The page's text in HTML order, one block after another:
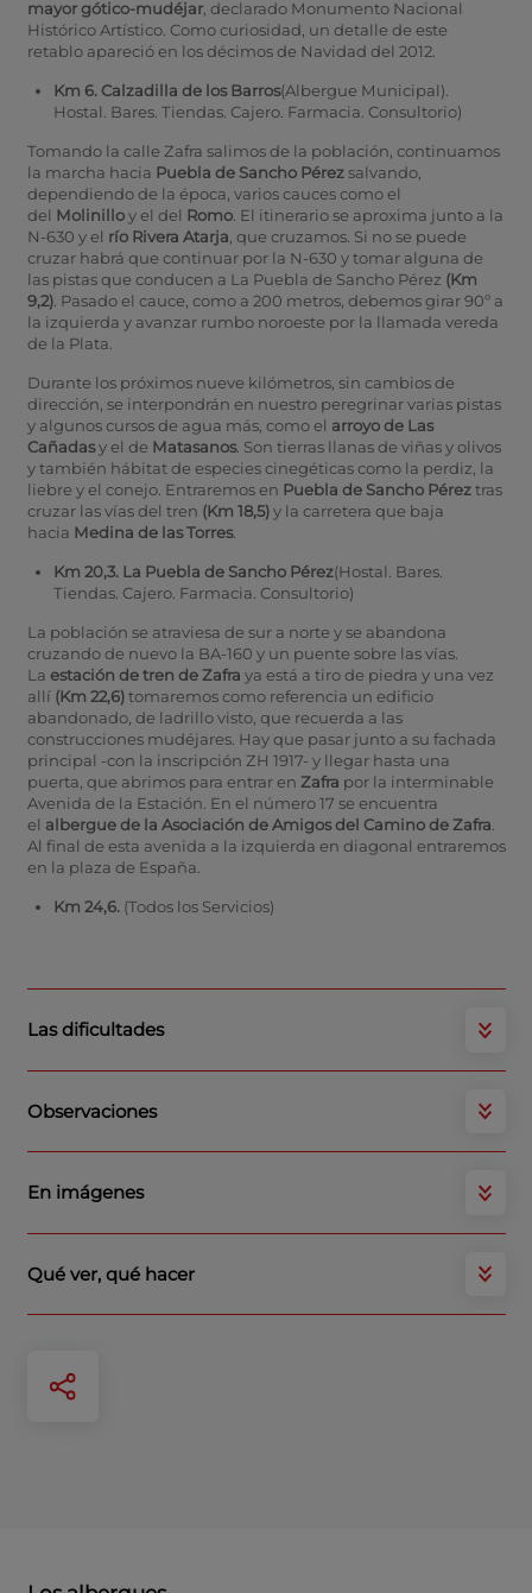
mayor gótico-mudéjar, declarado Monumento Nacional
Histórico Artístico. Como curiosidad, un detalle de este
retablo apareció en los décimos de Navidad del 2012.
Km 6. Calzadilla de los Barros(Albergue Municipal).
Hostal. Bares. Tiendas. Cajero. Farmacia. Consultorio)
Tomando la calle Zafra salimos de la población, continuamos
la marcha hacia Puebla de Sancho Pérezsalvando,
dependiendo de la época, varios cauces como el
del Molinilloy el del Romo. El itinerario se aproxima junto a la
N-630 y el río Rivera Atarja, que cruzamos. Si no se puede
cruzar habrá que continuar por la N-630 y tomar alguna de
las pistas que conducen a La Puebla de Sancho Pérez (Km
9,2). Pasado el cauce, como a 200 metros, debemos girar 90º a
la izquierda y avanzar rumbo noroeste por la llamada vereda
de la Plata.
Durante los próximos nueve kilómetros, sin cambios de
dirección, se interpondrán en nuestro peregrinar varias pistas
y algunos cursos de agua más, como el arroyo de Las
Cañadasy el de Matasanos. Son tierras llanas de viñas y olivos
y también hábitat de especies cinegéticas como la perdiz, la
liebre y el conejo. Entraremos en Puebla de Sancho Péreztras
cruzar las vías del tren (Km 18,5)y la carretera que baja
hacia Medina de las Torres.
Km 20,3. La Puebla de Sancho Pérez(Hostal. Bares.
Tiendas. Cajero. Farmacia. Consultorio)
La población se atraviesa de sur a norte y se abandona
cruzando de nuevo la BA-160 y un puente sobre las vías.
La estación de tren de Zafra ya está a tiro de piedra y una vez
allí (Km 22,6)tomaremos como referencia un edificio
abandonado, de ladrillo visto, que recuerda a las
construcciones mudéjares. Hay que pasar junto a su fachada
principal -con la inscripción ZH 1917- y llegar hasta una
puerta, que abrimos para entrar en Zafra por la interminable
Avenida de la Estación. En el número 17 se encuentra
el albergue de la Asociación de Amigos del Camino de Zafra.
Al final de esta avenida a la izquierda en diagonal entraremos
en la plaza de España.
Km 24,6. (Todos los Servicios)
Las dificultades
Observaciones
En imágenes
Qué ver, qué hacer